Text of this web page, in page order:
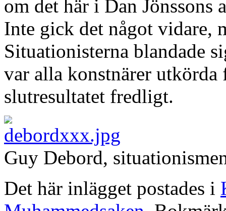
om det här i Dan
Inte gick det något vidare,
Situationisterna blandade
var alla konstnärer
slutresultatet fredligt.
Guy Debord,
Det här inlägget postades i